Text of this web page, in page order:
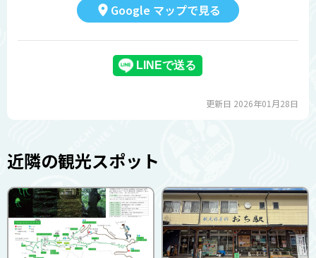
Google マップで見る
更新日 2026年01月28日
近隣の観光スポット